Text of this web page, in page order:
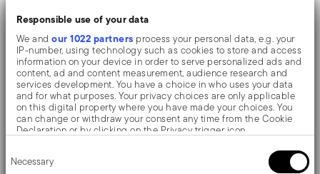
Responsible use of your data
We andour 1022 partners process your personal data, e.g. your
IP-number, using technology such as cookies to store and access
information on your device in order to serve personalized ads and
content, ad and content measurement, audience research and
services development. You have a choice in who uses your data
and for what purposes. Your privacy choices are only applicable
on this digital property where you have made your choices. You
can change or withdraw your consent any time from the Cookie
Declaration or by clicking on the Privacy trigger icon.
Collect information about your geographical location
Selection
Necessary
Massive Messinggriffe, vernietet
mit markanter, warmer Ausstrahlung
Hochleistungs-Thermoboden– Gleichmäßige
Wärmeverteilung für präzises Garen und mehr
Kontrolle
Für alle Herdarten geeignet, auch Induktion